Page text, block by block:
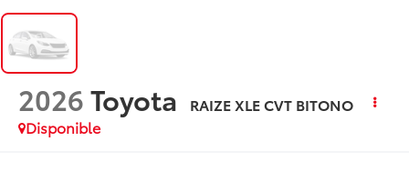
2026Toyota
RAIZE XLE CVT BITONO
Disponible